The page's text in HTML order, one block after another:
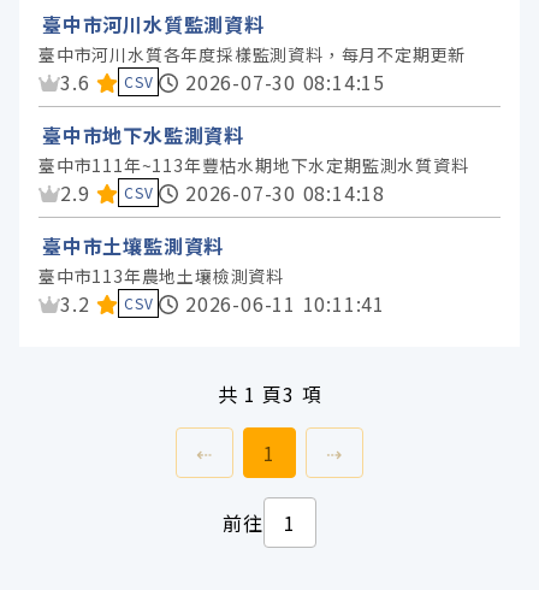
服務分類
格式
標籤
授權
臺中市河川水質監測資料
臺中市河川水質各年度採樣監測資料，每月不定期更新
資料集評分：
3.6 CSV
2026-07-30 08:14:15
臺中市地下水監測資料
臺中市111年~113年豐枯水期地下水定期監測水質資料
資料集評分：
2.9 CSV
2026-07-30 08:14:18
臺中市土壤監測資料
臺中市113年農地土壤檢測資料
資料集評分：
3.2 CSV 2026-06-11 10:11:41
共 1 頁3 項
⇠ 上一頁前往
1 ⇢下一頁
前往